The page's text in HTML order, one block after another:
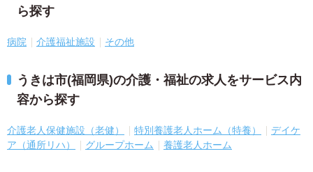
ら探す
病院 介護福祉施設 その他
うきは市(福岡県)の介護・福祉の求人をサービス内
容から探す
介護老人保健施設（老健） 特別養護老人ホーム（特養）
デイケ
ア（通所リハ）
グループホーム 養護老人ホーム